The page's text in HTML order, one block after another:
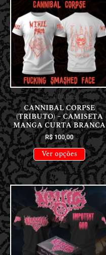
NOVIDADES
CANNIBAL CORPSE
(TRIBUTO) – CAMISETA
MANGA CURTA BRANCA
R$100,00
Ver opções